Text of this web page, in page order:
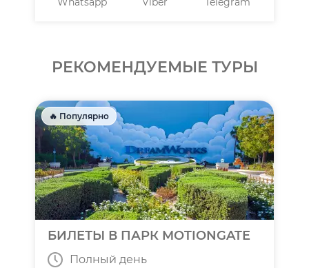
РЕКОМЕНДУЕМЫЕ ТУРЫ
🔥 Популярно
БИЛЕТЫ В ПАРК MOTIONGATE
Полный день